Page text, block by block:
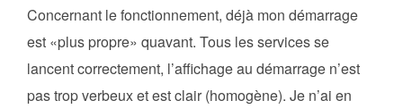
Concernant le fonctionnement, déjà mon démarrage
est «plus propre» quavant. Tous les services se
lancent correctement, l’affichage au démarrage n’est
pas trop verbeux et est clair (homogène). Je n’ai en